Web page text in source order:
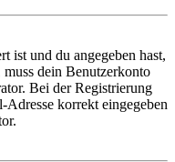
ist und du angegeben hast,
dein Benutzerkonto
Bei der Registrierung
korrekt eingegeben